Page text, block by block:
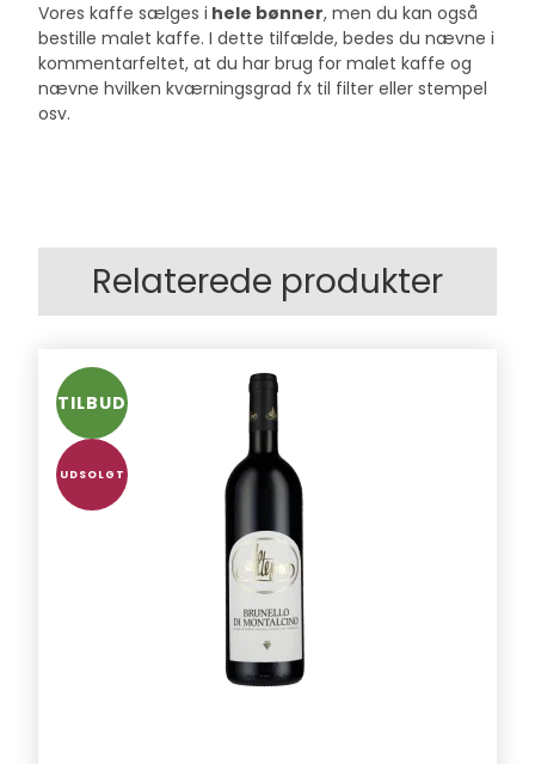
Vores kaffe sælges i hele bønner, men du kan også
bestille malet kaffe. I dette tilfælde, bedes du nævne i
kommentarfeltet, at du har brug for malet kaffe og
nævne hvilken kværningsgrad fx til filter eller stempel
osv.
Relaterede produkter
TILBUD
UDSOLGT